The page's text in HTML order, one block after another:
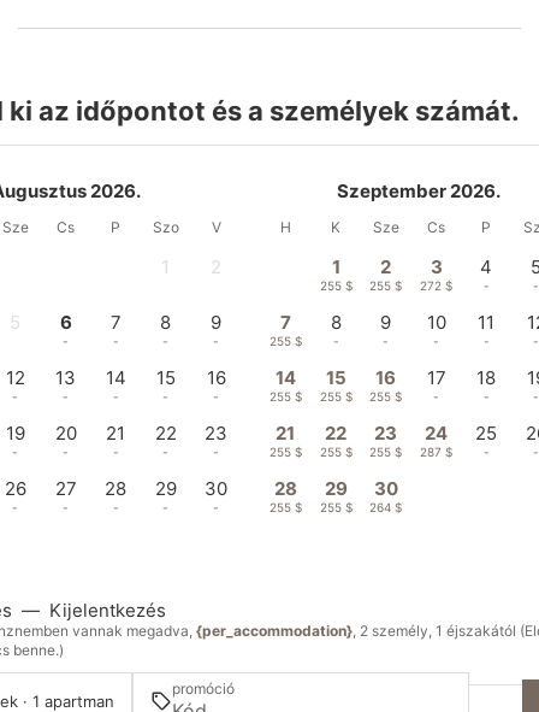
ki az időpontot és a személyek számát.
2026.
Sze Cs P Szo V
1 2
5 6
-
7
-
8
-
9
-
12
-
13
-
14
-
15
-
16
-
19
-
20
-
21
-
22
-
23
-
26
-
27
-
28
-
29
-
30
-
Szeptember 2026.
H K Sze Cs P
1
255 $
2
255 $
3
272 $
4
- -
7
255 $
8
-
9
-
10
-
11
- -
14
255 $
15
255 $
16
255 $
17
-
18
- -
21
255 $
22
255 $
23
255 $
24
287 $
25
- -
28
255 $
29
255 $
30
264 $
— Kijelentkezés
vannak megadva, {per_accommodation}, 2 személy, 1 éjszakától
benne.)
· 1 apartman
promóció